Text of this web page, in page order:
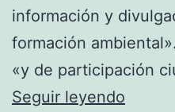
información y
formación
«y de participación
Seguir leyendo